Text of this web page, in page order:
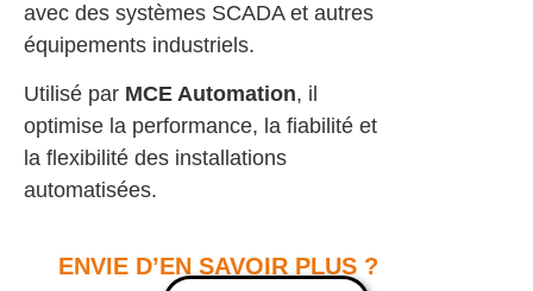
avec des systèmes SCADA et autres
équipements industriels.
Utilisé par MCE Automation, il
optimise la performance, la fiabilité et
la flexibilité des installations
automatisées.
ENVIE D’EN SAVOIR PLUS ?